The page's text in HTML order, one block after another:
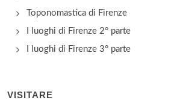
Toponomastica di Firenze
I luoghi di Firenze 2° parte
I luoghi di Firenze 3° parte
VISITARE